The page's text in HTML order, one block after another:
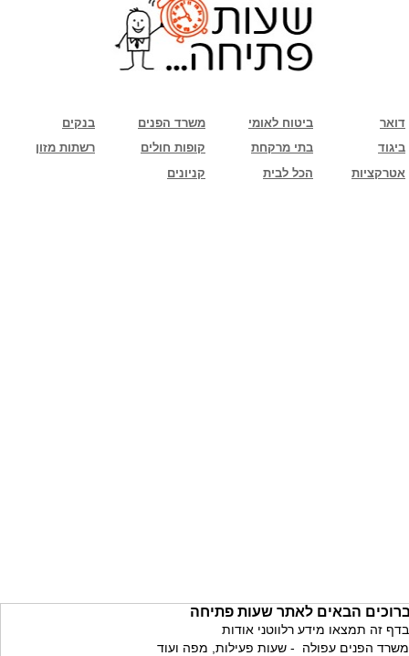
בנקים משרד הפנים ביטוח לאומי
דואר
רשתות מזון
קופות חולים בתי מרקחת
ביגוד
קניונים
הכל לבית אטרקציות
הבאים לאתר שעות פתיחה
בדף זה תמצאו מידע רלווטני אודות
משרד הפנים עפולה - שעות פעילות, מפה ועוד